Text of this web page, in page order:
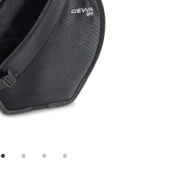
1 2 3 4